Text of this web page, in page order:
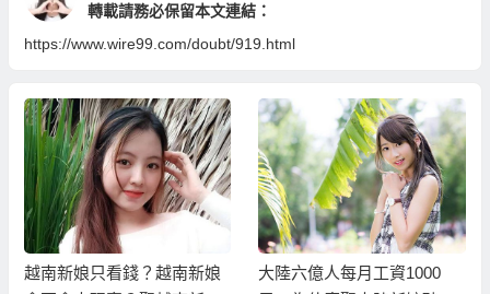
轉載請務必保留本文連結：
https://www.wire99.com/doubt/919.html
越南新娘只看錢？越南新娘
大陸六億人每月工資1000